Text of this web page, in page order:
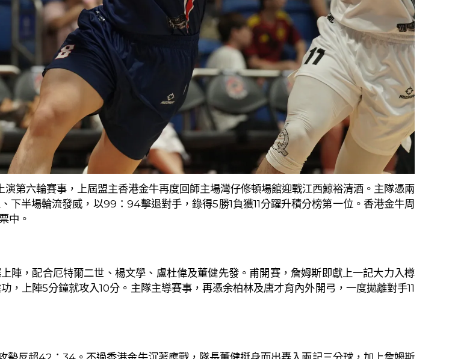
演第六輪賽事，上屆盟主香港金牛再度回師主場灣仔修頓場館迎戰江西鯨裕清酒。主隊憑兩
下半場輪流發威，以99 ： 94擊退對手，錄得5勝1負獲11分躍升積分榜第一位。香港金牛周
中。
陣，配合厄特爾二世、楊文學、盧杜偉及董健先發。甫開賽，詹姆斯即獻上一記大力入樽
，上陣5分鐘就攻入10分。主隊主導賽事，再憑余柏林及唐才育內外開弓，一度拋離對手11